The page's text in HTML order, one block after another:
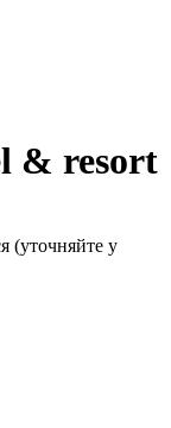
& resort
(уточняйте у